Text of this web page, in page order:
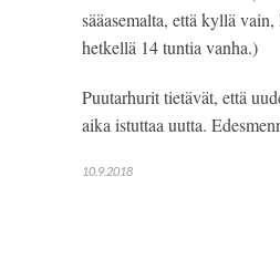
sääasemalta, että kyllä
hetkellä 14 tuntia vanha.)
Puutarhurit tietävät, että
aika istuttaa uutta.
10.9.2018